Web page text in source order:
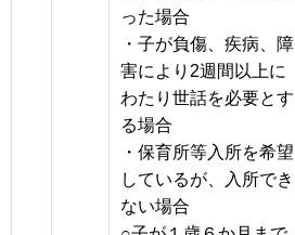
った場合
・子が負傷、疾病、障
害により2週間以上に
わたり世話を必要とす
る場合
・保育所等入所を希望
しているが、入所でき
ない場合